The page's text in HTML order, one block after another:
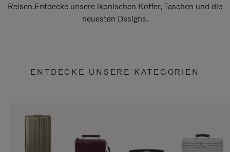
Reisen.Entdecke unsere ikonischen Koffer, Taschen und die
neuesten Designs.
ENTDECKE UNSERE KATEGORIEN